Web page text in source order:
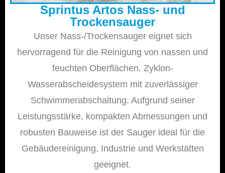
Sprintus Artos Nass- und
Trockensauger
Unser Nass-/Trockensauger eignet sich
hervorragend für die Reinigung von nassen und
feuchten Oberflächen. Zyklon-
Wasserabscheidesystem mit zuverlässiger
Schwimmerabschaltung. Aufgrund seiner
Leistungsstärke, kompakten Abmessungen und
robusten Bauweise ist der Sauger ideal für die
Gebäudereinigung, Industrie und Werkstätten
geeignet.